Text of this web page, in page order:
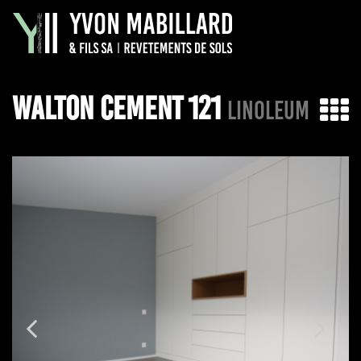
WALTON CEMENT 121 LINOLEUM